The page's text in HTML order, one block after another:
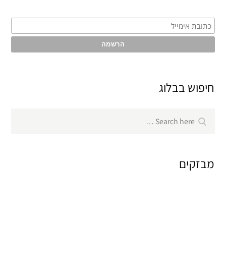
חיפוש בבלוג
for:
Search
מבזקים